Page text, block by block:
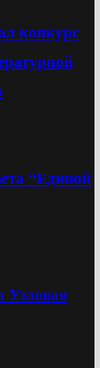
конкурс
“Единой
Узловая